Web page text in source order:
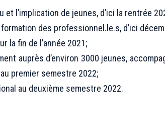
et l’implication de jeunes, d’ici la rentrée
des professionnel.le.s, d’ici
la fin de l’année 2021;
auprès d’environ 3000 jeunes,
au premier semestre 2022;
au deuxième semestre 2022.